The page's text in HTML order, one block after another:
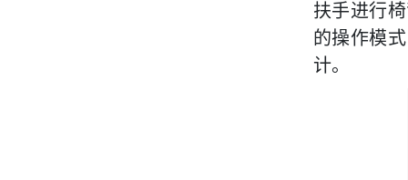
扶手进行
的操作模
计。